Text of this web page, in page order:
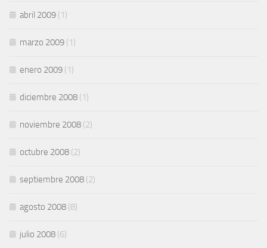
abril 2009 (1)
marzo 2009 (1)
enero 2009 (1)
diciembre 2008 (1)
noviembre 2008 (2)
octubre 2008 (2)
septiembre 2008 (2)
agosto 2008 (8)
julio 2008 (6)